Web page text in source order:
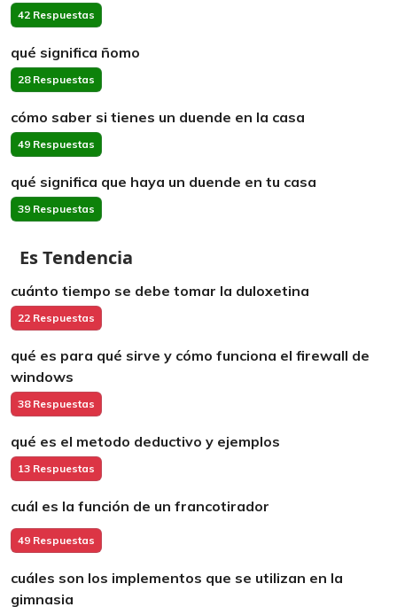
42 Respuestas
qué significa ñomo
28 Respuestas
cómo saber si tienes un duende en la casa
49 Respuestas
qué significa que haya un duende en tu casa
39 Respuestas
Es Tendencia
cuánto tiempo se debe tomar la duloxetina
22 Respuestas
qué es para qué sirve y cómo funciona el firewall de
windows
38 Respuestas
qué es el metodo deductivo y ejemplos
13 Respuestas
cuál es la función de un francotirador
49 Respuestas
cuáles son los implementos que se utilizan en la
gimnasia